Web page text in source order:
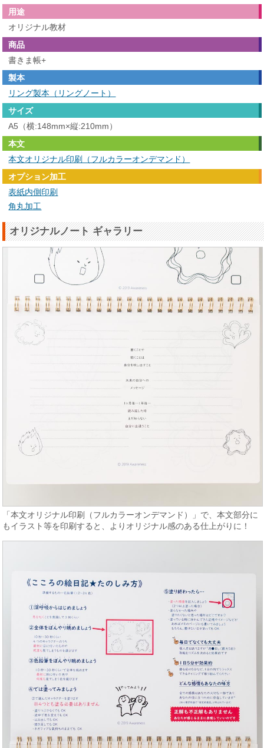
用途
オリジナル教材
商品
書きま帳+
製本
リング製本（リングノート）
サイズ
A5（横:148mm×縦:210mm）
本文
本文オリジナル印刷（フルカラーオンデマンド）
オプション加工
表紙内側印刷
角丸加工
オリジナルノート ギャラリー
「本文オリジナル印刷（フルカラーオンデマンド）」で、本文部分に
もイラスト等を印刷すると、よりオリジナル感のある仕上がりに！